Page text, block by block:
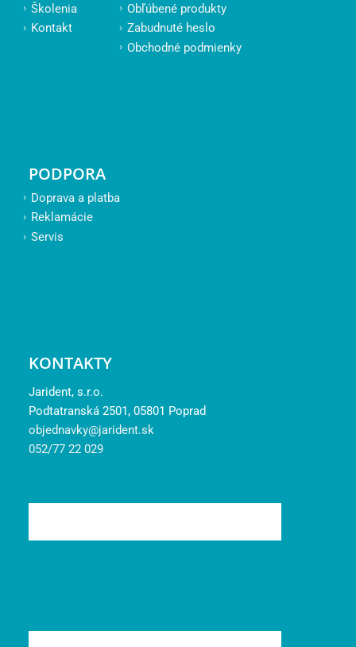
Školenia
Kontakt
Obľúbené produkty
Zabudnuté heslo
Obchodné podmienky
PODPORA
Doprava a platba
Reklamácie
Servis
KONTAKTY
Jarident, s.r.o.
Podtatranská 2501, 05801 Poprad
objednavky@jarident.sk
052/77 22 029